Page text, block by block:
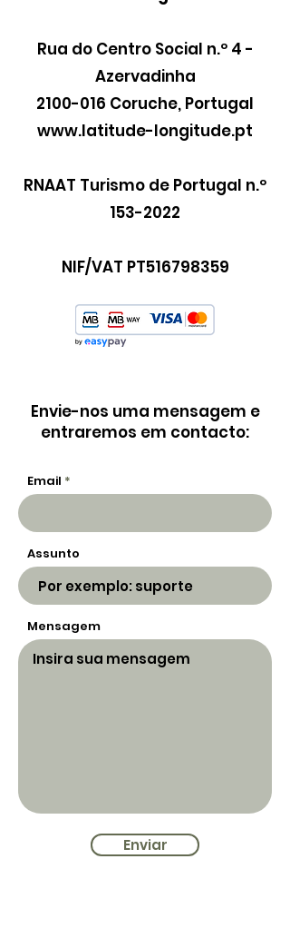
Rua do Centro Social n.º 4 -
Azervadinha
2100-016 Coruche, Portugal
www.latitude-longitude.pt
RNAAT Turismo de Portugal n.º
153-2022
NIF/VAT PT516798359
Envie-nos uma mensagem e
entraremos em contacto:
Email
Assunto
Mensagem
Enviar